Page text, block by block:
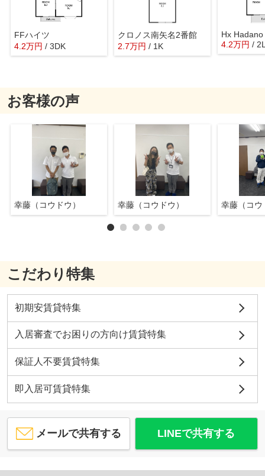
FFハイツ
4.2万円 / 3DK
クロノス南矢名2番館
2.7万円 / 1K
Hx Hadano
4.2万円 /
お客様の声
幸藤（コウドウ） 幸藤（コウドウ） 幸藤（コウ
こだわり特集
初期安賃貸特集
入居審査でお困りの方向け賃貸特集
保証人不要賃貸特集
即入居可賃貸特集
メールで共有する LINEで共有する